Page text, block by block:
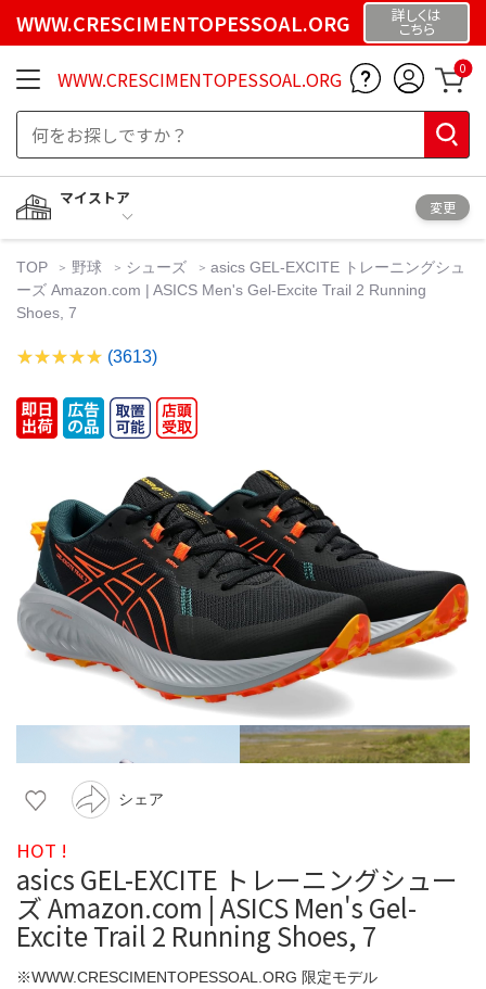
WWW.CRESCIMENTOPESSOAL.ORG 詳しくは
こちら
WWW.CRESCIMENTOPESSOAL.ORG 0
マイストア
変更
TOP 野球 シューズ
asics GEL-EXCITE トレーニングシュ
ーズ Amazon.com | ASICS Men's Gel-Excite Trail 2 Running
Shoes, 7
(3613)
シェア
HOT !
asics GEL-EXCITE トレーニングシュー
ズ Amazon.com | ASICS Men's Gel-
Excite Trail 2 Running Shoes, 7
※WWW.CRESCIMENTOPESSOAL.ORG 限定モデル